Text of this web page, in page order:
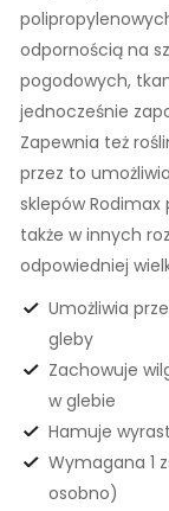
odpornością na
pogodowych,
jednocześnie
Zapewnia też
przez to
sklepów
także w innych
odpowiedniej
Umożliwia
gleby
Zachowuje
w glebie
Hamuje
Wymagana 1
osobno)